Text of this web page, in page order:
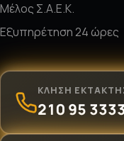
Μέλος Σ.Α.Ε.Κ.
Εξυπηρέτηση 24 ώρες
ΚΛΉΣΗ
210 95